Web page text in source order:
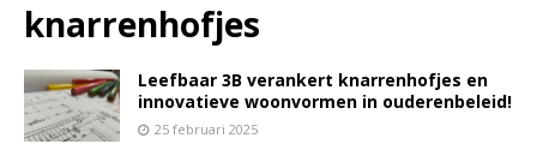
knarrenhofjes
Leefbaar 3B verankert knarrenhofjes en
innovatieve woonvormen in ouderenbeleid!
25 februari 2025